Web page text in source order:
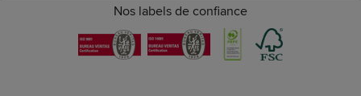
Nos labels de confiance